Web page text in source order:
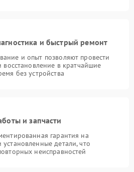
и быстрый ремонт
и опыт позволяют провести
восстановление в кратчайшие
без устройства
и запчасти
гарантия на
детали, что
неисправностей